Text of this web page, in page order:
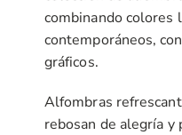
combinando colores
contemporáneos,
gráficos.
Alfombras
rebosan de alegría y